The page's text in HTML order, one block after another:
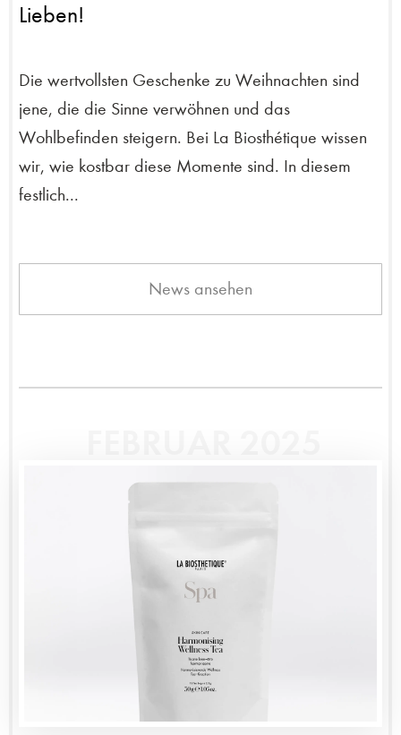
Lieben!
Die wertvollsten Geschenke zu Weihnachten sind
jene, die die Sinne verwöhnen und das
Wohlbefinden steigern. Bei La Biosthétique wissen
wir, wie kostbar diese Momente sind. In diesem
festlich...
News ansehen